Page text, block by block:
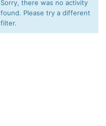
Sorry, there was no activity
found. Please try a different
filter.